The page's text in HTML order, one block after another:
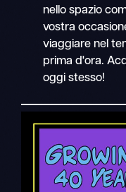
nello spazio
vostra
viaggiare nel
prima d'ora.
oggi stesso!